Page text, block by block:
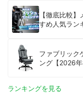
【徹底比較
すめ人気ラン
ファブリック
ング【2026年
ランキングを見る